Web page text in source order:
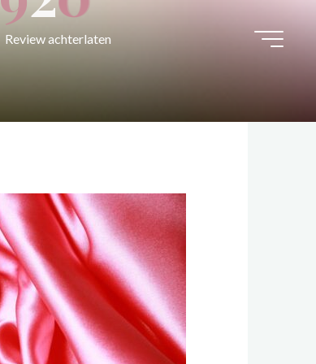
Review achterlaten